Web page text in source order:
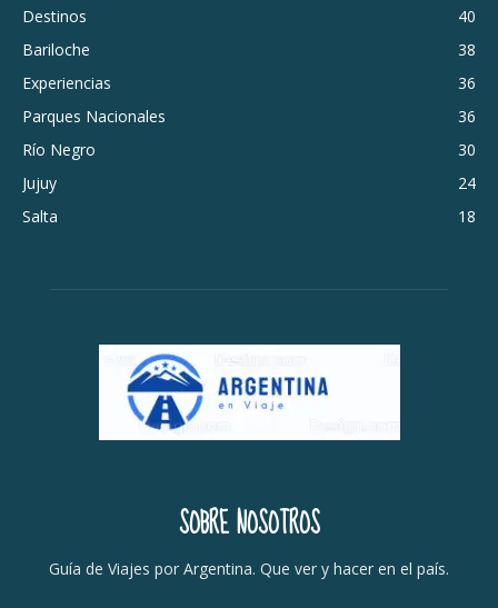
Destinos
40
Bariloche
38
Experiencias
36
Parques Nacionales
36
Río Negro
30
Jujuy
24
Salta
18
SOBRE NOSOTROS
Guía de Viajes por Argentina. Que ver y hacer en el país.